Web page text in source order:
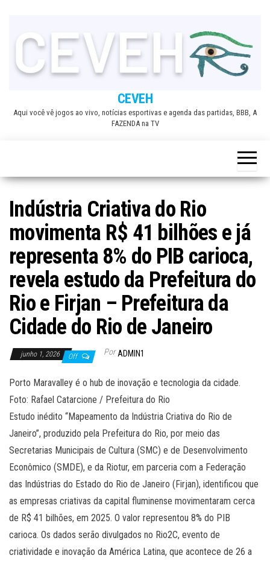
CEVEH
Aqui você vê jogos ao vivo, notícias esportivas e agenda das partidas, BBB, A
FAZENDA na TV
Indústria Criativa do Rio
movimenta R$ 41 bilhões e já
representa 8% do PIB carioca,
revela estudo da Prefeitura do
Rio e Firjan – Prefeitura da
Cidade do Rio de Janeiro
junho 1, 2026 Off Por ADMIN1
Porto Maravalley é o hub de inovação e tecnologia da cidade.
Foto: Rafael Catarcione / Prefeitura do Rio
Estudo inédito “Mapeamento da Indústria Criativa do Rio de
Janeiro”, produzido pela Prefeitura do Rio, por meio das
Secretarias Municipais de Cultura (SMC) e de Desenvolvimento
Econômico (SMDE), e da Riotur, em parceria com a Federação
das Indústrias do Estado do Rio de Janeiro (Firjan), identificou que
as empresas criativas da capital fluminense movimentaram cerca
de R$ 41 bilhões, em 2025. O valor representou 8% do PIB
carioca. Os dados serão divulgados no Rio2C, evento de
criatividade e inovação da América Latina, que acontece de 26 a